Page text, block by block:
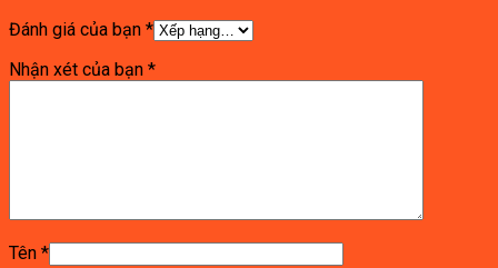
Đánh giá của bạn *
Nhận xét của bạn *
Tên *